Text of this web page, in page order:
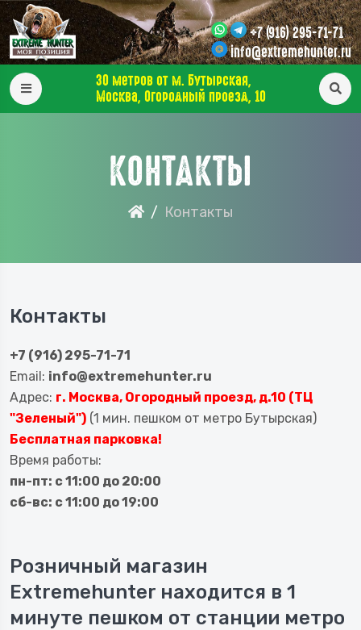
+7 (916) 295-71-71
info@extremehunter.ru
30 метров от м. Бутырская,
Москва, Огородный проезд, 10
КОНТАКТЫ
Контакты
Контакты
+7 (916) 295-71-71
Email: info@extremehunter.ru
Адрес: г. Москва, Огородный проезд, д.10 (ТЦ
"Зеленый") (1 мин. пешком от метро Бутырская)
Бесплатная парковка!
Время работы:
пн-пт: с 11:00 до 20:00
сб-вс: с 11:00 до 19:00
Розничный магазин
Extremehunter находится в 1
минуте пешком от станции метро